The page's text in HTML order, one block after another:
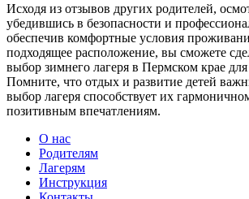
Исходя из отзывов других родителей,
убедившись в безопасности и
обеспечив комфортные условия
подходящее расположение, вы сможете
выбор зимнего лагеря в Пермском крае
Помните, что отдых и развитие детей
выбор лагеря способствует их
позитивным впечатлениям.
О нас
Родителям
Лагерям
Инструкция